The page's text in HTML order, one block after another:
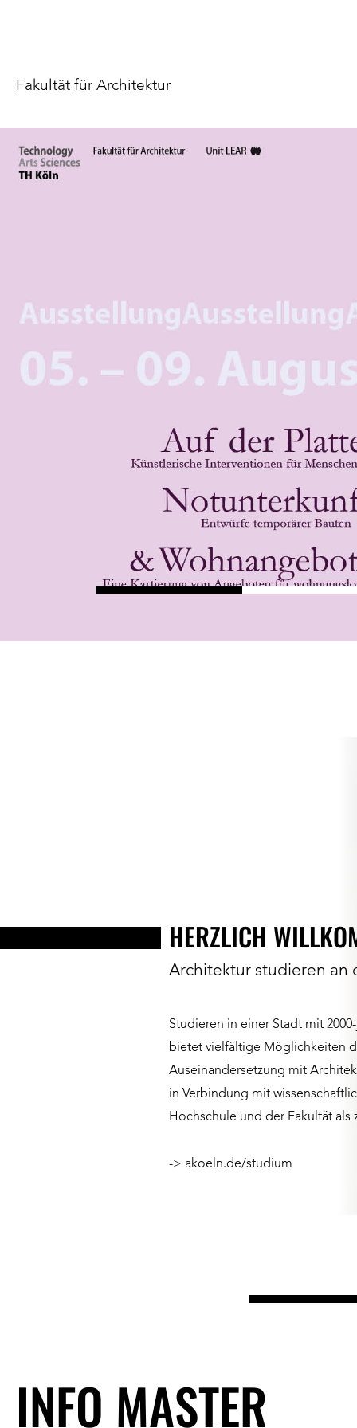
Fakultät für Architektur
HERZLICH
Architektur studieren an
Studieren in einer Stadt mit
bietet vielfältige Möglichkeiten
Auseinandersetzung mit
in Verbindung mit
Hochschule und der Fakultät
-> akoeln.de/studium
Erektionsstörungen
eingesetzt
INFO MASTER